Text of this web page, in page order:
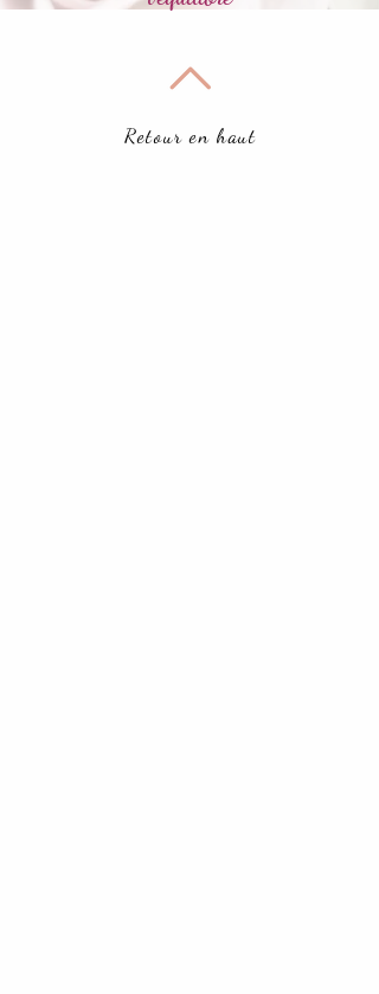
Retour en haut